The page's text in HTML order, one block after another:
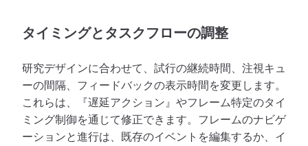
タイミングとタスクフローの調整
研究デザインに合わせて、試行の継続時間、注視キュ
ーの間隔、フィードバックの表示時間を変更します。
これらは、『遅延アクション』やフレーム特定のタイ
ミング制御を通じて修正できます。フレームのナビゲ
ーションと進行は、既存のイベントを編集するか、イ